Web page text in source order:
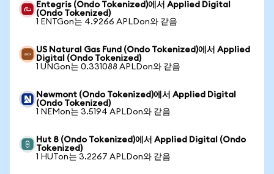
Entegris (Ondo Tokenized)에서 Applied Digital
(Ondo Tokenized)
1 ENTGon는 4.9266 APLDon와 같음
US Natural Gas Fund (Ondo Tokenized)에서 Applied
Digital (Ondo Tokenized)
1 UNGon는 0.331088 APLDon와 같음
Newmont (Ondo Tokenized)에서 Applied Digital
(Ondo Tokenized)
1 NEMon는 3.5194 APLDon와 같음
Hut 8 (Ondo Tokenized)에서 Applied Digital (Ondo
Tokenized)
1 HUTon는 3.2267 APLDon와 같음